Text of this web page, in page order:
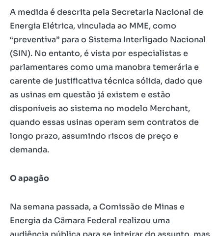
A medida é descrita pela Secretaria Nacional de
Energia Elétrica, vinculada ao MME, como
“preventiva” para o Sistema Interligado Nacional
(SIN). No entanto, é vista por especialistas e
parlamentares como uma manobra temerária e
carente de justificativa técnica sólida, dado que
as usinas em questão já existem e estão
disponíveis ao sistema no modelo Merchant,
quando essas usinas operam sem contratos de
longo prazo, assumindo riscos de preço e
demanda.
O apagão
Na semana passada, a Comissão de Minas e
Energia da Câmara Federal realizou uma